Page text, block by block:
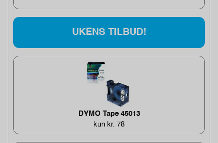
UKENS TILBUD!
DYMO Tape 45013
kun kr. 78